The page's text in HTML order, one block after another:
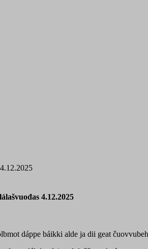
4.12.2025
dáppe báikki alde ja dii geat